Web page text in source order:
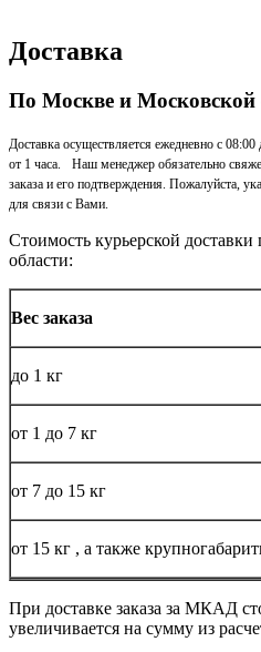
Доставка
По Москве и Московской
Доставка осуществляется ежедневно с
от 1 часа. Наш менеджер обязательно
заказа и его подтверждения. Пожалуйста,
для связи с Вами.
Стоимость курьерской
области:
Вес заказа
до 1 кг
от 1 до 7 кг
от 7 до 15 кг
от 15 кг , а также
При доставке заказа за МКАД
увеличивается на сумму из